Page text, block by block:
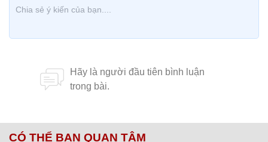
CÓ THỂ BẠN QUAN TÂM